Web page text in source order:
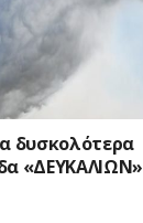
δυσκολότερα
«ΔΕΥΚΑΛΙΩΝ»